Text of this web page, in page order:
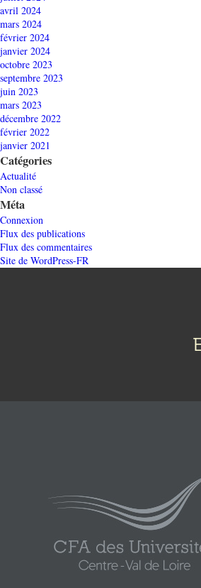
avril 2024
mars 2024
février 2024
janvier 2024
octobre 2023
septembre 2023
juin 2023
mars 2023
décembre 2022
février 2022
janvier 2021
Catégories
Actualité
Non classé
Méta
Connexion
Flux des publications
Flux des commentaires
Site de WordPress-FR